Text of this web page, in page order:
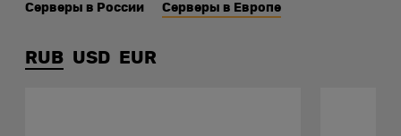
Серверы в России Серверы в Европе
RUB USD EUR